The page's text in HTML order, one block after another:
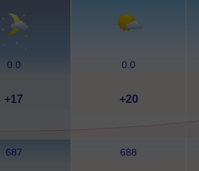
0.0 0.0
+17 +20
687 688